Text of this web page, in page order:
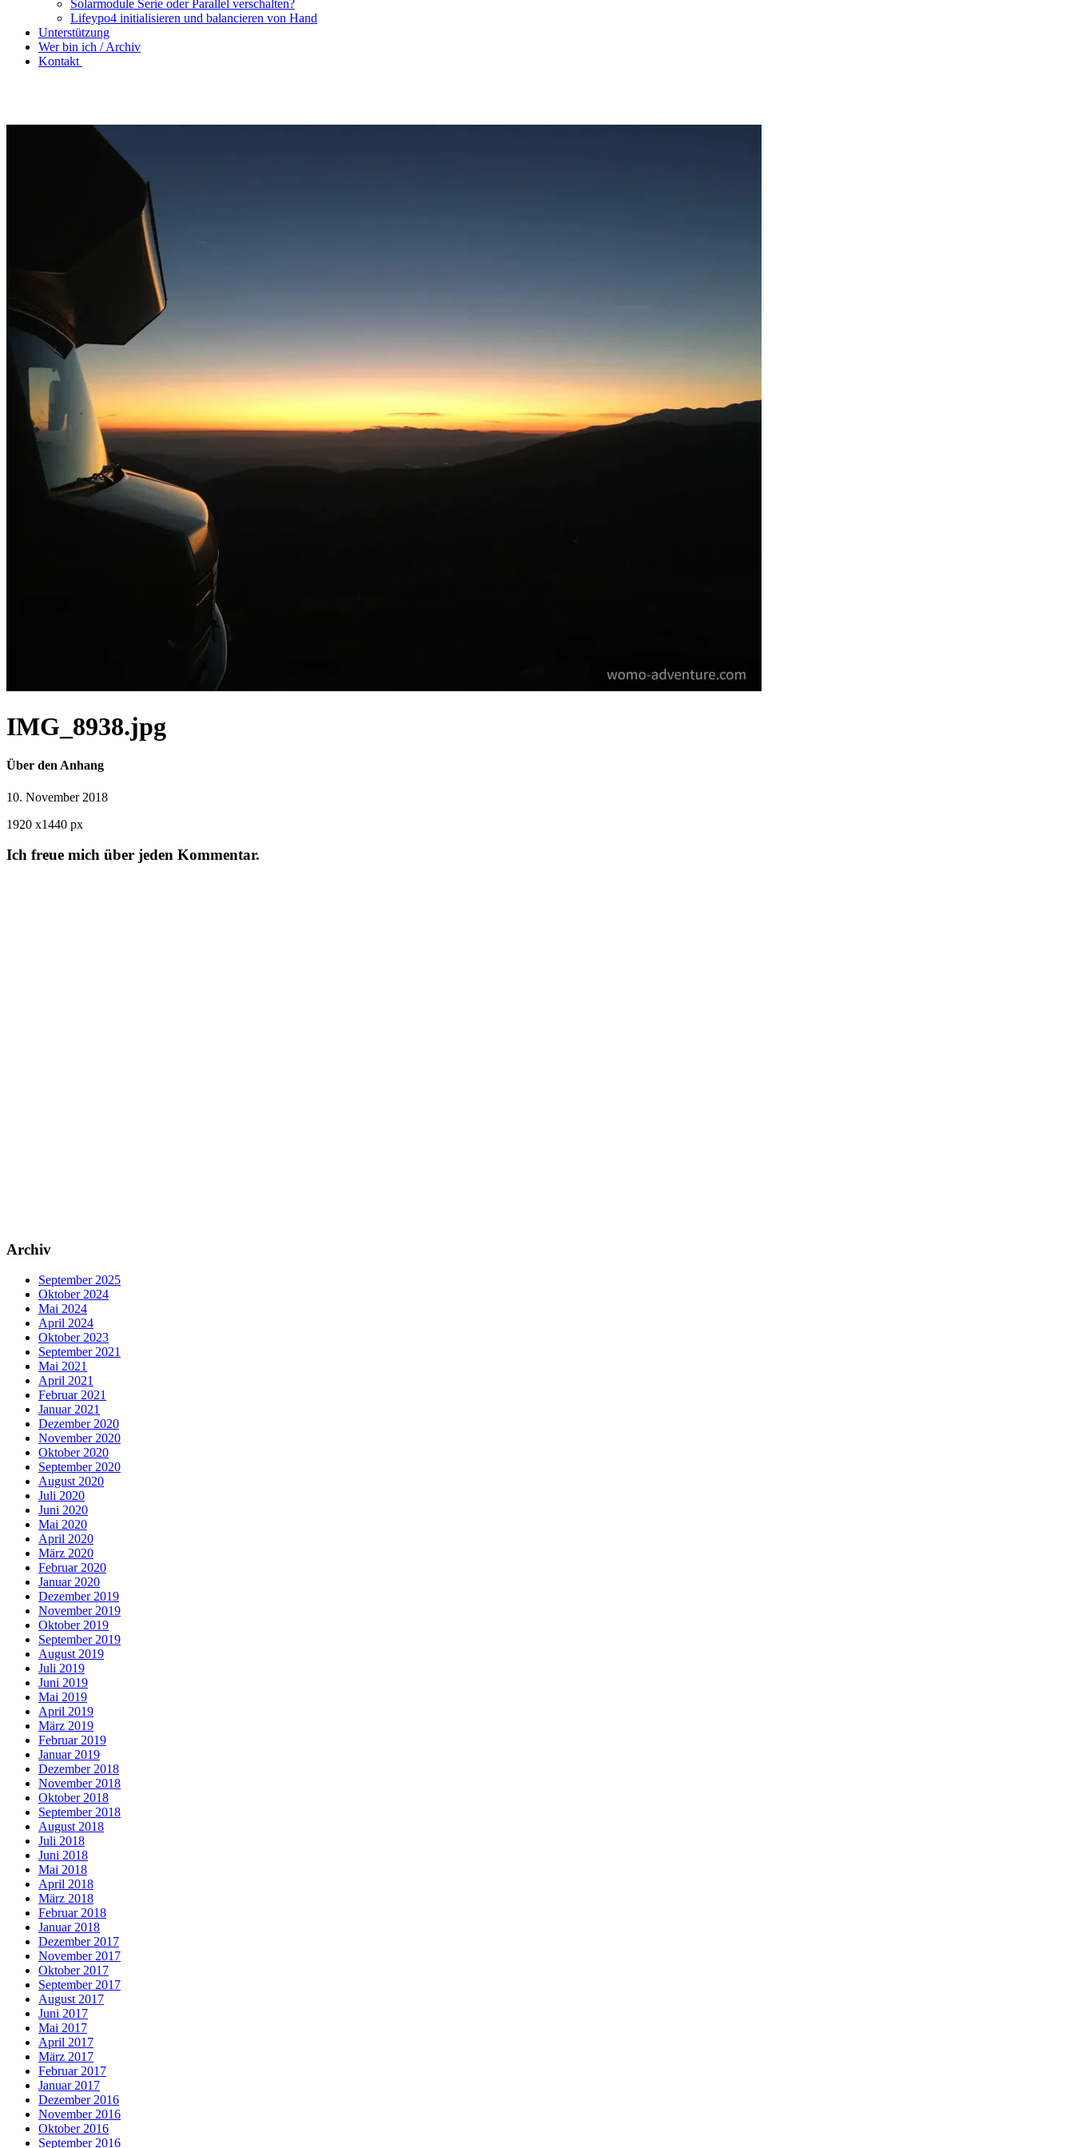
Solarmodule Serie oder Parallel verschalten?
Lifeypo4 initialisieren und balancieren von Hand
Unterstützung
Wer bin ich / Archiv
Kontakt
IMG_8938.jpg
Über den Anhang
10. November 2018
1920 x1440 px
Ich freue mich über jeden Kommentar.
Archiv
September 2025
Oktober 2024
Mai 2024
April 2024
Oktober 2023
September 2021
Mai 2021
April 2021
Februar 2021
Januar 2021
Dezember 2020
November 2020
Oktober 2020
September 2020
August 2020
Juli 2020
Juni 2020
Mai 2020
April 2020
März 2020
Februar 2020
Januar 2020
Dezember 2019
November 2019
Oktober 2019
September 2019
August 2019
Juli 2019
Juni 2019
Mai 2019
April 2019
März 2019
Februar 2019
Januar 2019
Dezember 2018
November 2018
Oktober 2018
September 2018
August 2018
Juli 2018
Juni 2018
Mai 2018
April 2018
März 2018
Februar 2018
Januar 2018
Dezember 2017
November 2017
Oktober 2017
September 2017
August 2017
Juni 2017
Mai 2017
April 2017
März 2017
Februar 2017
Januar 2017
Dezember 2016
November 2016
Oktober 2016
September 2016